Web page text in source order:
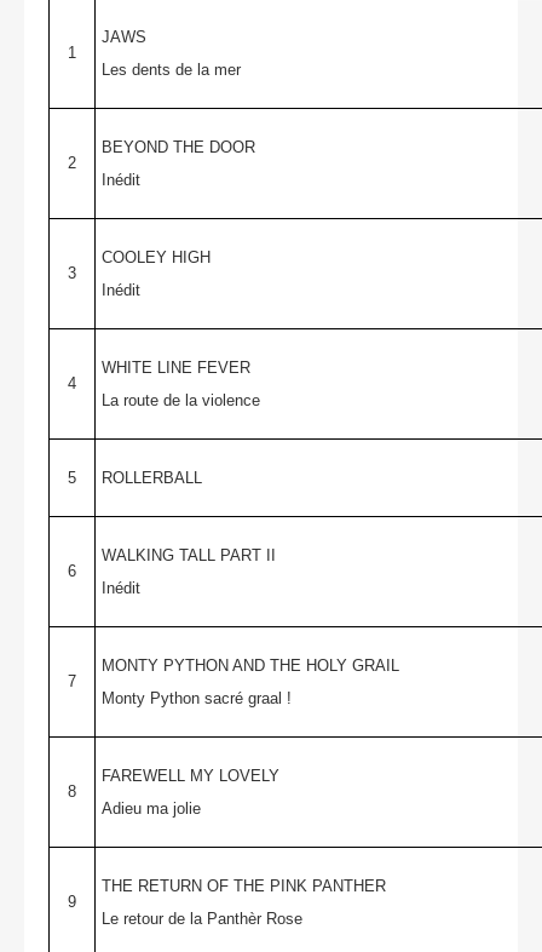
1
JAWS
Les dents de la mer
2
BEYOND THE DOOR
Inédit
3
COOLEY HIGH
Inédit
4
WHITE LINE FEVER
La route de la violence
5 ROLLERBALL
6
WALKING TALL PART II
Inédit
7
MONTY PYTHON AND THE HOLY GRAIL
Monty Python sacré graal !
8
FAREWELL MY LOVELY
Adieu ma jolie
9
THE RETURN OF THE PINK PANTHER
Le retour de la Panthèr Rose